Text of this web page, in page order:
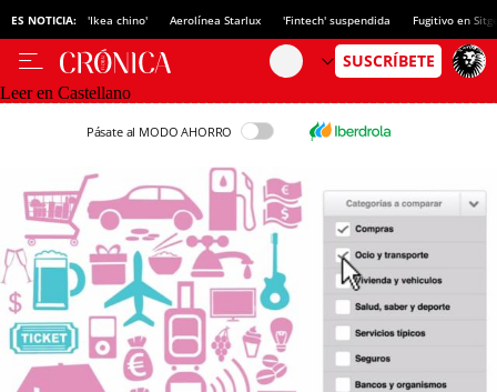
ES NOTICIA: 'Ikea chino' Aerolínea Starlux 'Fintech' suspendida Fugitivo en
Leer en Castellano
Pásate al MODO AHORRO